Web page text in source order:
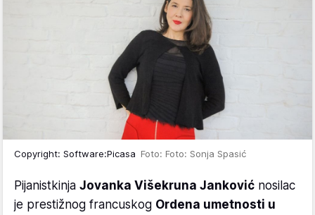
Copyright: Software:Picasa Foto: Foto: Sonja Spasić
Pijanistkinja Jovanka Višekruna Janković nosilac
je prestižnog francuskog Ordena umetnosti u